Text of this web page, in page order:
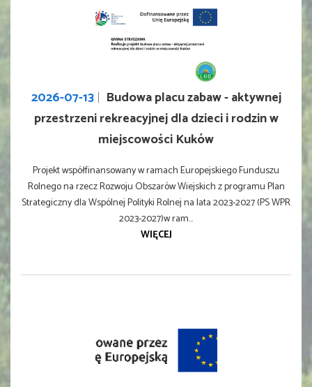
2026-07-13
Budowa placu zabaw - aktywnej
przestrzeni rekreacyjnej dla dzieci i rodzin w
miejscowości Kuków
Projekt współfinansowany w ramach Europejskiego Funduszu
Rolnego na rzecz Rozwoju Obszarów Wiejskich z programu Plan
Strategiczny dla Wspólnej Polityki Rolnej na lata 2023-2027 (PS WPR
2023-2027)w ram...
WIĘCEJ